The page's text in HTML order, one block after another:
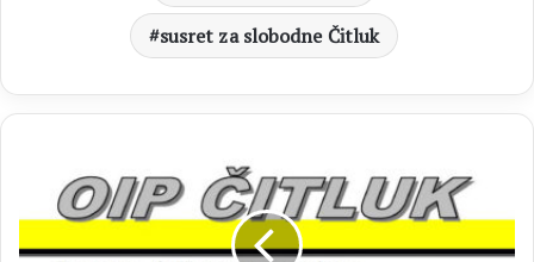
susret za slobodne Čitluk
za
Općinu